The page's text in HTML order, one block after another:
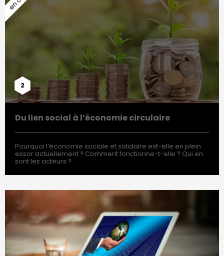
2
Du lien social à l’économie circulaire
Pourquoi l’économie sociale et solidaire est-elle en plein
essor actuellement ? Comment fonctionne-t-elle ? Qui en
sont les acteurs ?